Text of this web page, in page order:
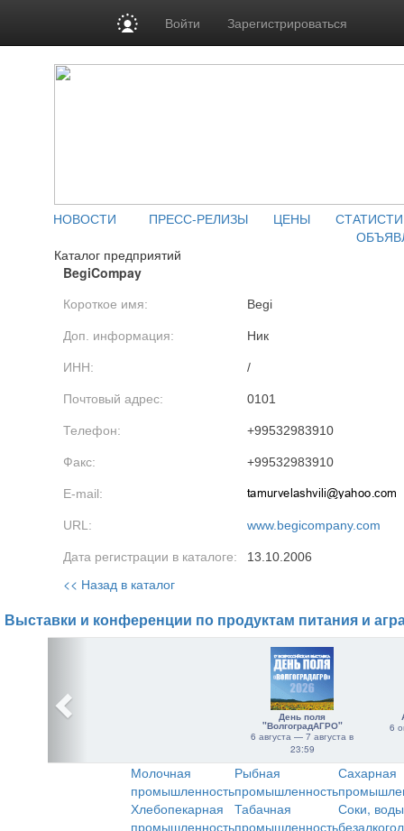
Войти Зарегистрироваться
НОВОСТИ ПРЕСС-РЕЛИЗЫ ЦЕНЫ
Каталог предприятий
BegiCompay
Короткое имя: Begi
Доп. информация: Ник
ИНН: /
Почтовый адрес: 0101
Телефон: +99532983910
Факс: +99532983910
E-mail:
URL: www.begicompany.com
Дата регистрации в каталоге: 13.10.2006
<< Назад в каталог
Выставки и конференции по продуктам питания и
День поля
"ВолгоградАГРО"
6 августа — 7 августа в
23:59
6
Молочная
промышленность
Рыбная
промышленность
Сахарная
Хлебопекарная
промышленность
Табачная
промышленность
Соки,